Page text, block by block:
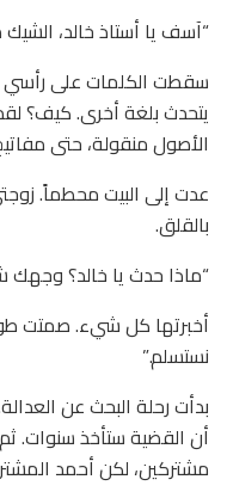
“آسف يا أستاذ خالد،
سقطت الكلمات على
يتحدث بلغة أخرى. كيف؟
الأصول منقولة، حتى
عدت إلى البيت محطماً.
بالقلق.
“ماذا حدث يا خالد؟ وجهك
أخبرتها كل شيء. صمتت
نستسلم.”
بدأت رحلة البحث عن
أن القضية ستأخذ سنوات.
مشتركين، لكن أحمد